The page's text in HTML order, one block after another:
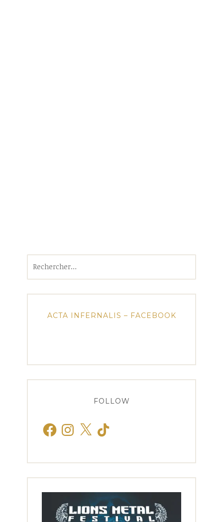
ACTA INFERNALIS – FACEBOOK
FOLLOW
FacebookInstagram
X TikTok